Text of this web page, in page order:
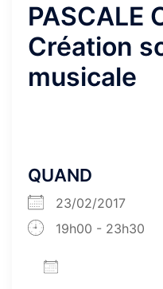
PASCALE
Création
musicale
QUAND
23/02/2017
19h00 - 23h30